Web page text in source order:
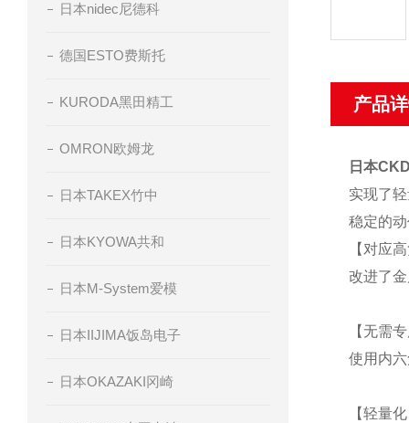
日本nidec尼德科
德国ESTO费斯托
KURODA黑田精工
OMRON欧姆龙
日本TAKEX竹中
日本KYOWA共和
日本M-System爱模
日本IIJIMA饭岛电子
日本OKAZAKI冈崎
产品
日本
实现了
稳定的
【对应
改进了
【无需
使用内
【轻量